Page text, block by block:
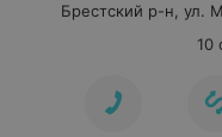
Брестский р-н, ул.
10